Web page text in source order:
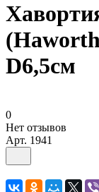
D6,5см
0
Нет отзывов
Арт. 1941